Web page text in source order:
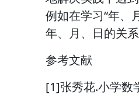
例如在学习“年、
年、月、日的关
参考文献
[1]张秀花.小学数